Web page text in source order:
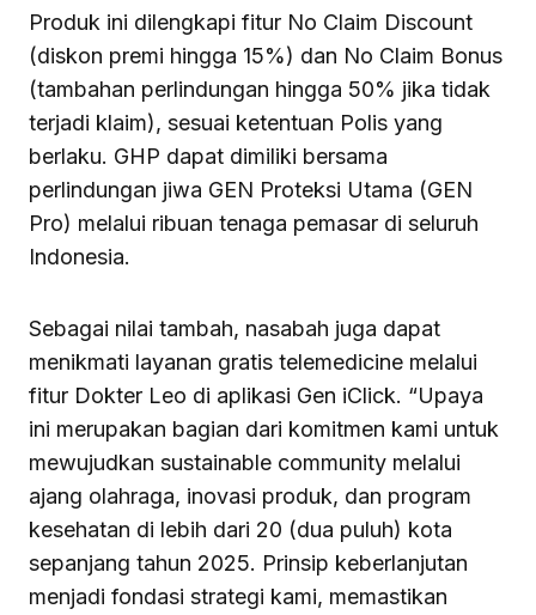
Produk ini dilengkapi fitur No Claim Discount
(diskon premi hingga 15%) dan No Claim Bonus
(tambahan perlindungan hingga 50% jika tidak
terjadi klaim), sesuai ketentuan Polis yang
berlaku. GHP dapat dimiliki bersama
perlindungan jiwa GEN Proteksi Utama (GEN
Pro) melalui ribuan tenaga pemasar di seluruh
Indonesia.
Sebagai nilai tambah, nasabah juga dapat
menikmati layanan gratis telemedicine melalui
fitur Dokter Leo di aplikasi Gen iClick. “Upaya
ini merupakan bagian dari komitmen kami untuk
mewujudkan sustainable community melalui
ajang olahraga, inovasi produk, dan program
kesehatan di lebih dari 20 (dua puluh) kota
sepanjang tahun 2025. Prinsip keberlanjutan
menjadi fondasi strategi kami, memastikan